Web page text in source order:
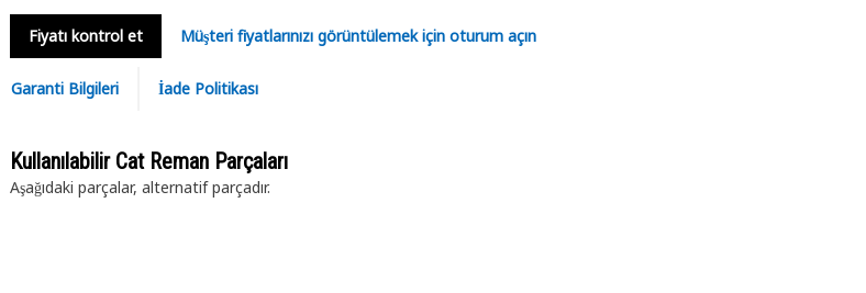
Fiyatı kontrol et Müşteri fiyatlarınızı görüntülemek için oturum açın
Garanti Bilgileri İade Politikası
Kullanılabilir Cat Reman Parçaları
Aşağıdaki parçalar, alternatif parçadır.